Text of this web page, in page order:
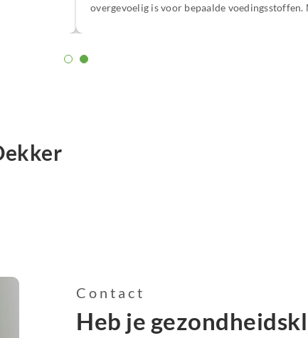
ik geen
hormonen uit balans waren. Ik heb inzicht
Contact
Heb je